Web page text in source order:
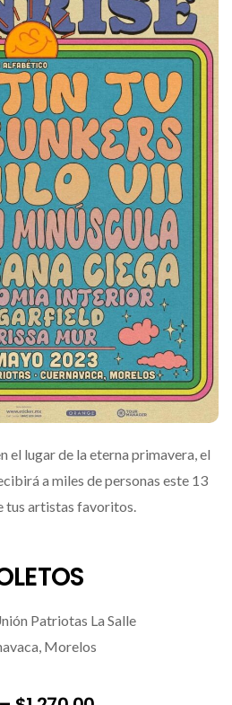
el lugar de la eterna primavera, el
a miles de personas este 13
tus artistas favoritos.
Patriotas La Salle
Morelos